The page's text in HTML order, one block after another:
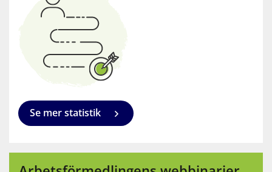
Se mer statistik